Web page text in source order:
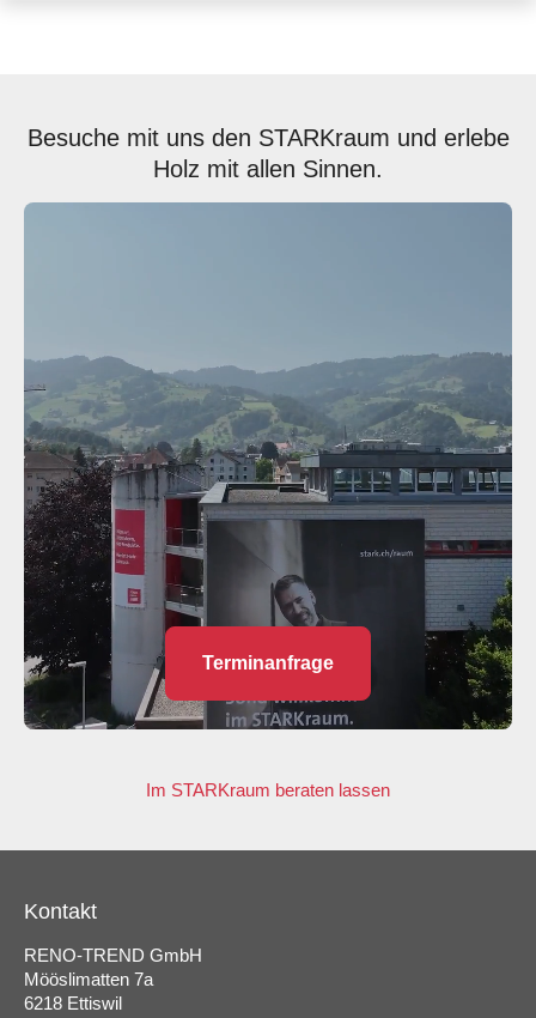
Besuche mit uns den STARKraum und erlebe
Holz mit allen Sinnen.
Terminanfrage
Im STARKraum beraten lassen
Kontakt
RENO-TREND GmbH
Mööslimatten 7a
6218 Ettiswil